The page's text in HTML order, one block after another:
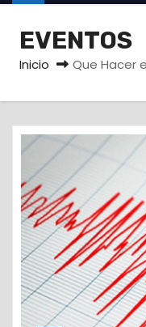
o
EVENTOS
Inicio Que Hacer